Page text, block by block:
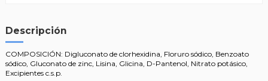
Descripción
COMPOSICIÓN: Digluconato de clorhexidina, Floruro sódico, Benzoato
sódico, Gluconato de zinc, Lisina, Glicina, D-Pantenol, Nitrato potásico,
Excipientes c.s.p.